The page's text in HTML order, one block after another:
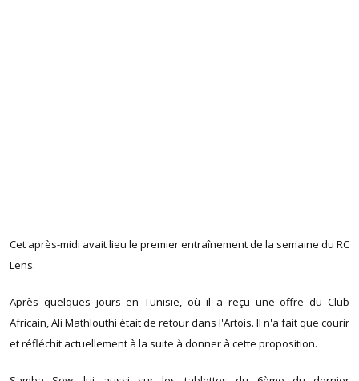
Cet après-midi avait lieu le premier entraînement de la semaine du RC
Lens.
Après quelques jours en Tunisie, où il a reçu une offre du Club
Africain, Ali Mathlouthi était de retour dans l'Artois. Il n'a fait que courir
et réfléchit actuellement à la suite à donner à cette proposition.